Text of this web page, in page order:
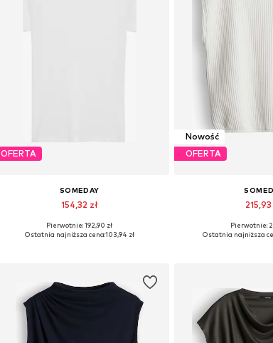
OFERTA
SOMEDAY
154,32 zł
Dostępne rozmiary: XS-S, S-M, M
Pierwotnie: 192,90 zł
Ostatnia najniższa cena:103,94 zł
Nowość
OFERTA
215,93
Dostępne
Pierwotnie:
Ostatnia najniższa